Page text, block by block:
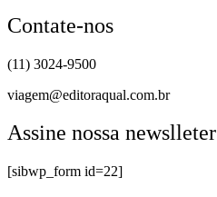
Contate-nos
(11) 3024-9500
viagem@editoraqual.com.br
Assine nossa newslleter
[sibwp_form id=22]